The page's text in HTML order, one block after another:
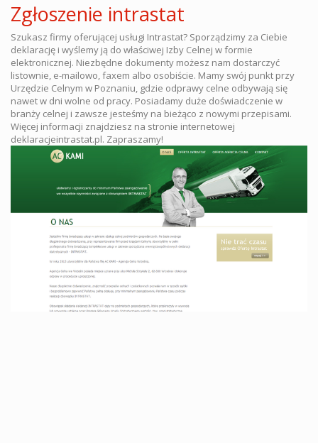
Zgłoszenie intrastat
Szukasz firmy oferującej usługi Intrastat? Sporządzimy za Ciebie
deklarację i wyślemy ją do właściwej Izby Celnej w formie
elektronicznej. Niezbędne dokumenty możesz nam dostarczyć
listownie, e-mailowo, faxem albo osobiście. Mamy swój punkt przy
Urzędzie Celnym w Poznaniu, gdzie odprawy celne odbywają się
nawet w dni wolne od pracy. Posiadamy duże doświadczenie w
branży celnej i zawsze jesteśmy na bieżąco z nowymi przepisami.
Więcej informacji znajdziesz na stronie internetowej
deklaracjeintrastat.pl. Zapraszamy!